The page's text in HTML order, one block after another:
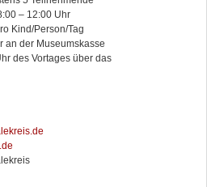
12:00 Uhr
Person/Tag
Museumskasse
Vortages über das